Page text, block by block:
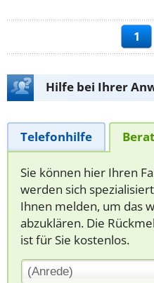
1
Hilfe bei Ihrer
Telefonhilfe
Sie können hier Ihren
werden sich
Ihnen melden, um das
abzuklären. Die
ist für Sie kostenlos.
(Anrede)